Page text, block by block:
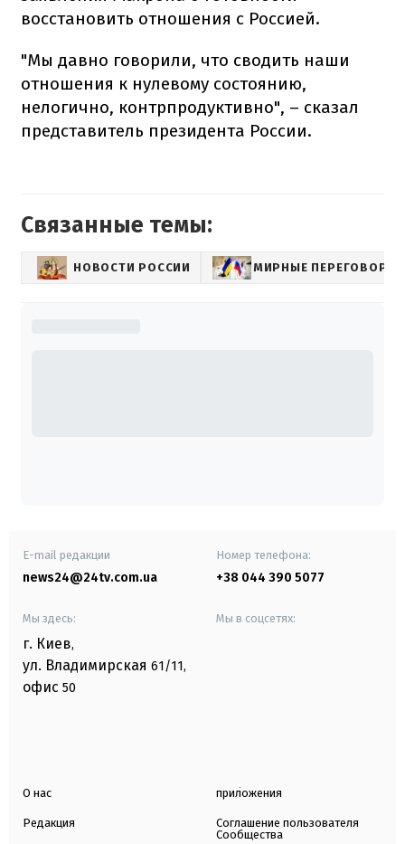
восстановить отношения с Россией.
"Мы давно говорили, что сводить наши
отношения к нулевому состоянию,
нелогично, контрпродуктивно", – сказал
представитель президента России.
Связанные темы:
НОВОСТИ РОССИИ МИРНЫЕ ПЕРЕГОВОРЫ
E-mail редакции
news24@24tv.com.ua
Номер телефона:
+38 044 390 5077
Мы здесь:
г. Киев,
ул. Владимирская 61/11,
офис 50
Мы в соцсетях:
О нас
Редакция
приложения
Соглашение пользователя
Сообщества